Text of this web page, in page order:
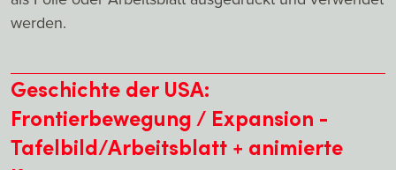
werden.
Geschichte der USA:
Frontierbewegung / Expansion -
Tafelbild/Arbeitsblatt + animierte